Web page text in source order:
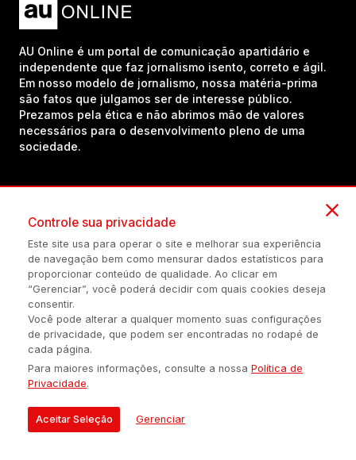
AU Online é um portal de comunicação apartidário e
independente que faz jornalismo isento, correto e ágil.
Em nosso modelo de jornalismo, nossa matéria-prima
são fatos que julgamos ser de interesse público.
Prezamos pela ética e não abrimos mão de valores
necessários para o desenvolvimento pleno de uma
sociedade.
(54) 98434-8385
Política de privacidade Configuração de Cookies Quem Somos
É proibida a reprodução do conteúdo desta página em qualquer
meio de comunicação, eletrônico ou impreso, sem autorização
escrita de Auonline Comunicação Eireli.
© 2026 AUONLINE COMUNICAÇÃO EIRELI - CNPJ: 17.375.200/0001-
21
Controle sua privacidade
Este site usa para operar o site e melhorar sua experiência
de navegação bem como mensurar dados estatísticos para
proporcionar conteúdo de qualidade. Ao clicar em
“Gerenciar”, você poderá decidir com quais cookies deseja
consentir.
Você pode alterar a qualquer momento suas configurações
de privacidade, que podem ser encontradas no rodapé de
cada página.
Para maiores informações, consulte a nossaPolítica de
Privacidade.
Aceitar Seleção Gerenciar